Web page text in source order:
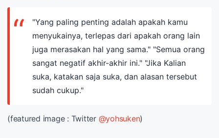
"Yang paling penting adalah apakah kamu
menyukainya, terlepas dari apakah orang lain
juga merasakan hal yang sama." "Semua orang
sangat negatif akhir-akhir ini." "Jika Kalian
suka, katakan saja suka, dan alasan tersebut
sudah cukup."
(featured image : Twitter @yohsuken)